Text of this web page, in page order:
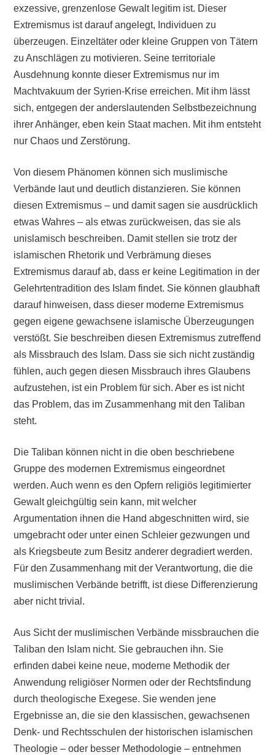
exzessive, grenzenlose Gewalt legitim ist. Dieser
Extremismus ist darauf angelegt, Individuen zu
überzeugen. Einzeltäter oder kleine Gruppen von Tätern
zu Anschlägen zu motivieren. Seine territoriale
Ausdehnung konnte dieser Extremismus nur im
Machtvakuum der Syrien-Krise erreichen. Mit ihm lässt
sich, entgegen der anderslautenden Selbstbezeichnung
ihrer Anhänger, eben kein Staat machen. Mit ihm entsteht
nur Chaos und Zerstörung.
Von diesem Phänomen können sich muslimische
Verbände laut und deutlich distanzieren. Sie können
diesen Extremismus – und damit sagen sie ausdrücklich
etwas Wahres – als etwas zurückweisen, das sie als
unislamisch beschreiben. Damit stellen sie trotz der
islamischen Rhetorik und Verbrämung dieses
Extremismus darauf ab, dass er keine Legitimation in der
Gelehrtentradition des Islam findet. Sie können glaubhaft
darauf hinweisen, dass dieser moderne Extremismus
gegen eigene gewachsene islamische Überzeugungen
verstößt. Sie beschreiben diesen Extremismus zutreffend
als Missbrauch des Islam. Dass sie sich nicht zuständig
fühlen, auch gegen diesen Missbrauch ihres Glaubens
aufzustehen, ist ein Problem für sich. Aber es ist nicht
das Problem, das im Zusammenhang mit den Taliban
steht.
Die Taliban können nicht in die oben beschriebene
Gruppe des modernen Extremismus eingeordnet
werden. Auch wenn es den Opfern religiös legitimierter
Gewalt gleichgültig sein kann, mit welcher
Argumentation ihnen die Hand abgeschnitten wird, sie
umgebracht oder unter einen Schleier gezwungen und
als Kriegsbeute zum Besitz anderer degradiert werden.
Für den Zusammenhang mit der Verantwortung, die die
muslimischen Verbände betrifft, ist diese Differenzierung
aber nicht trivial.
Aus Sicht der muslimischen Verbände missbrauchen die
Taliban den Islam nicht. Sie gebrauchen ihn. Sie
erfinden dabei keine neue, moderne Methodik der
Anwendung religiöser Normen oder der Rechtsfindung
durch theologische Exegese. Sie wenden jene
Ergebnisse an, die sie den klassischen, gewachsenen
Denk- und Rechtsschulen der historischen islamischen
Theologie – oder besser Methodologie – entnehmen